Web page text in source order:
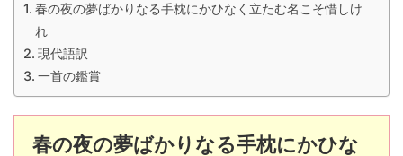
春の夜の夢ばかりなる手枕にかひなく立たむ名こそ惜しけ
れ
現代語訳
一首の鑑賞
春の夜の夢ばかりなる手枕にかひな